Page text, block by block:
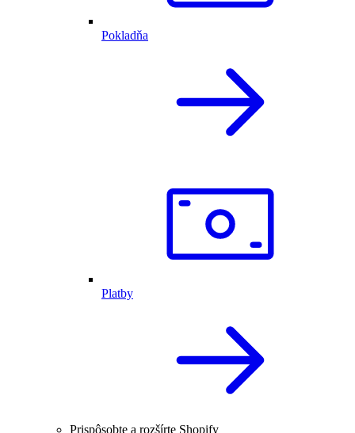
Pokladňa
Platby
Prispôsobte a rozšírte Shopify